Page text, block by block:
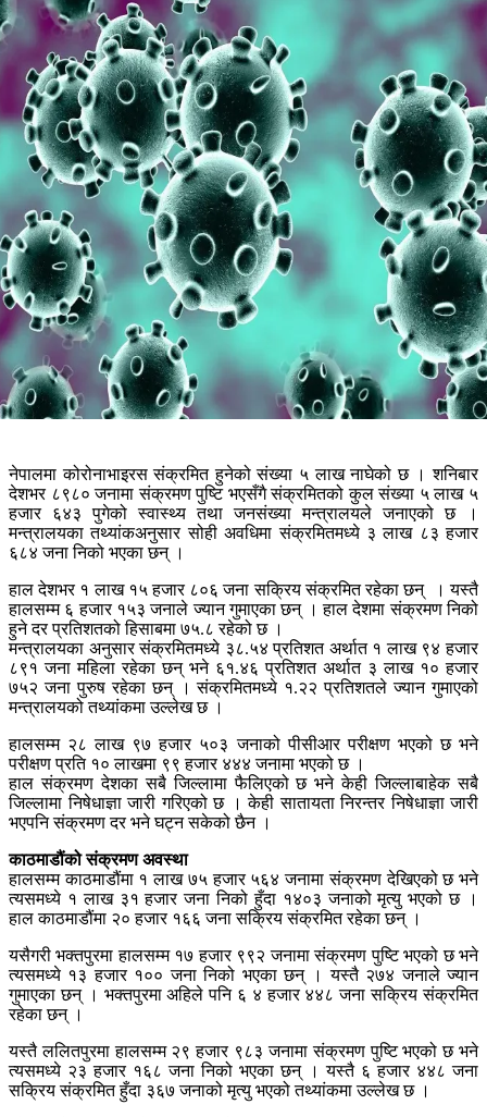
नेपालमा कोरोनाभाइरस संक्रमित हुनेको संख्या ५ लाख नाघेको छ । शनिबार
देशभर ८९८० जनामा संक्रमण पुष्टि भएसँगै संक्रमितको कुल संख्या ५ लाख ५
हजार ६४३ पुगेको स्वास्थ्य तथा जनसंख्या मन्त्रालयले जनाएको छ ।
मन्त्रालयका तथ्यांकअनुसार सोही अवधिमा संक्रमितमध्ये ३ लाख ८३ हजार
६८४ जना निको भएका छन् ।
हाल देशभर १ लाख १५ हजार ८०६ जना सक्रिय संक्रमित रहेका छन् । यस्तै
हालसम्म ६ हजार १५३ जनाले ज्यान गुमाएका छन् । हाल देशमा संक्रमण निको
हुने दर प्रतिशतको हिसाबमा ७५.८ रहेको छ ।
मन्त्रालयका अनुसार संक्रमितमध्ये ३८.५४ प्रतिशत अर्थात १ लाख ९४ हजार
८९१ जना महिला रहेका छन् भने ६१.४६ प्रतिशत अर्थात ३ लाख १० हजार
७५२ जना पुरुष रहेका छन् । संक्रमितमध्ये १.२२ प्रतिशतले ज्यान गुमाएको
मन्त्रालयको तथ्यांकमा उल्लेख छ ।
हालसम्म २८ लाख ९७ हजार ५०३ जनाको पीसीआर परीक्षण भएको छ भने
परीक्षण प्रति १० लाखमा ९९ हजार ४४४ जनामा भएको छ ।
हाल संक्रमण देशका सबै जिल्लामा फैलिएको छ भने केही जिल्लाबाहेक सबै
जिल्लामा निषेधाज्ञा जारी गरिएको छ । केही सातायता निरन्तर निषेधाज्ञा जारी
भएपनि संक्रमण दर भने घट्न सकेको छैन ।
काठमाडौंको संक्रमण अवस्था
हालसम्म काठमाडौंमा १ लाख ७५ हजार ५६४ जनामा संक्रमण देखिएको छ भने
त्यसमध्ये १ लाख ३१ हजार जना निको हुँदा १४०३ जनाको मृत्यु भएको छ ।
हाल काठमाडौंमा २० हजार १६६ जना सक्रिय संक्रमित रहेका छन् ।
यसैगरी भक्तपुरमा हालसम्म १७ हजार ९९२ जनामा संक्रमण पुष्टि भएको छ भने
त्यसमध्ये १३ हजार १०० जना निको भएका छन् । यस्तै २७४ जनाले ज्यान
गुमाएका छन् । भक्तपुरमा अहिले पनि ६ ४ हजार ४४८ जना सक्रिय संक्रमित
रहेका छन् ।
यस्तै ललितपुरमा हालसम्म २९ हजार ९८३ जनामा संक्रमण पुष्टि भएको छ भने
त्यसमध्ये २३ हजार १६८ जना निको भएका छन् । यस्तै ६ हजार ४४८ जना
सक्रिय संक्रमित हुँदा ३६७ जनाको मृत्यु भएको तथ्यांकमा उल्लेख छ ।